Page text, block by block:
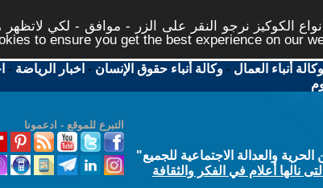
الكوكيز نرجو النقر على الزر - موافق - لكي لاتظهر
to ensure you get the best experience on our
وكالة أنباء العمال -وكالة أنباء حقوق الإنسان - اخبار الرياضة -
التبرع للموقع - ادعمونا
والعدالة الاجتماعية للجميع"
نالها أعلام في الفكر والثقافة